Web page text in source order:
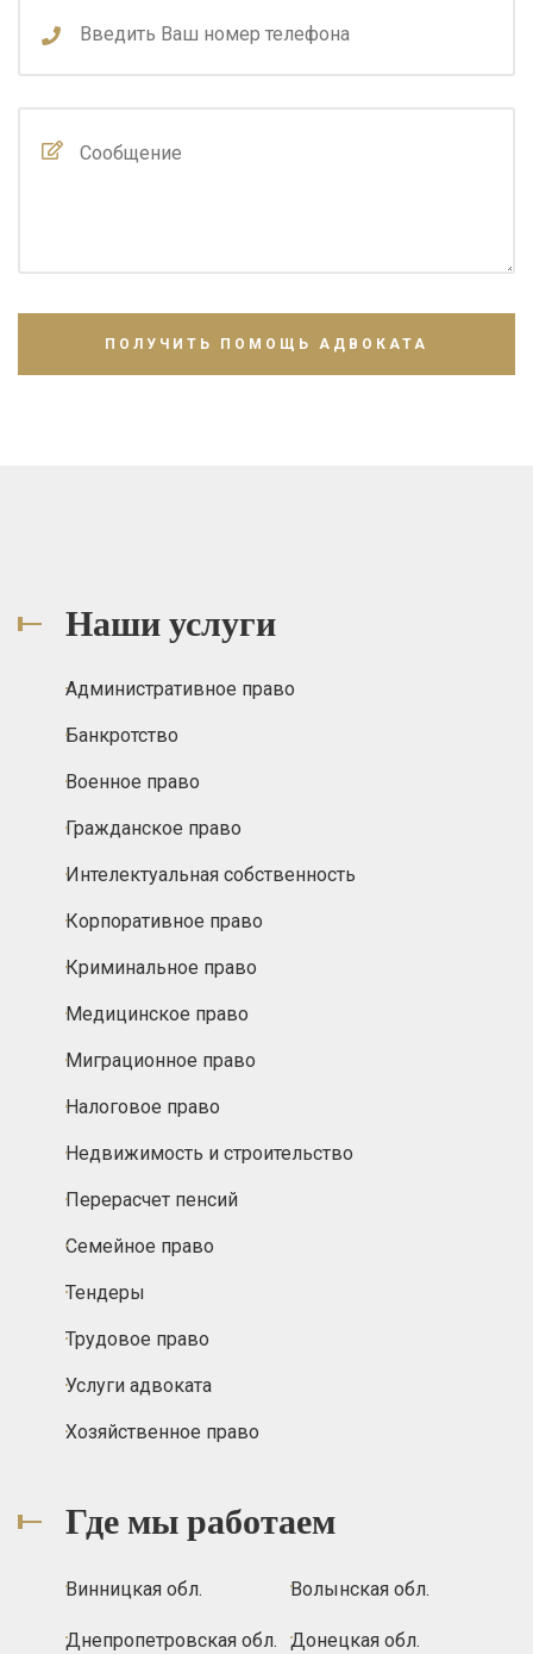
Наши услуги
Административное право
Банкротство
Военное право
Гражданское право
Интелектуальная собственность
Корпоративное право
Криминальное право
Медицинское право
Миграционное право
Налоговое право
Недвижимость и строительство
Перерасчет пенсий
Семейное право
Тендеры
Трудовое право
Услуги адвоката
Хозяйственное право
Где мы работаем
Винницкая обл. Волынская обл.
Днепропетровская обл. Донецкая обл.